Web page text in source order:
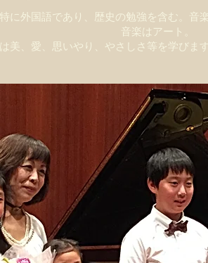
に外国語であり、歴史の勉強を含む。
音楽はアート。
美、愛、思いやり、やさしさ等を学びま